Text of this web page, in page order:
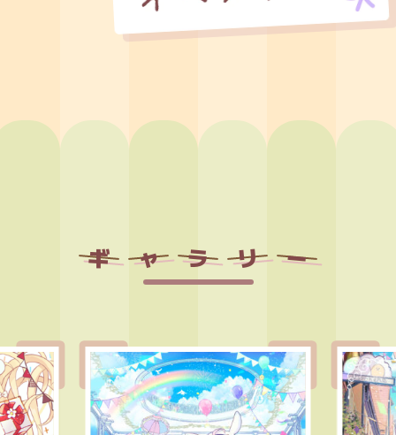
ギ ャ ラ リ ー